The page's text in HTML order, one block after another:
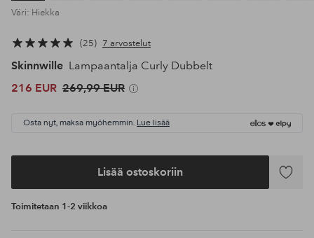
Väri: Hiekka
25 7 arvostelut
Skinnwille Lampaantalja Curly Dubbelt
216 EUR 269,99 EUR
Osta nyt, maksa myöhemmin. Lue lisää
Lisää ostoskoriin
Lisää
Toimitetaan 1-2 viikkoa